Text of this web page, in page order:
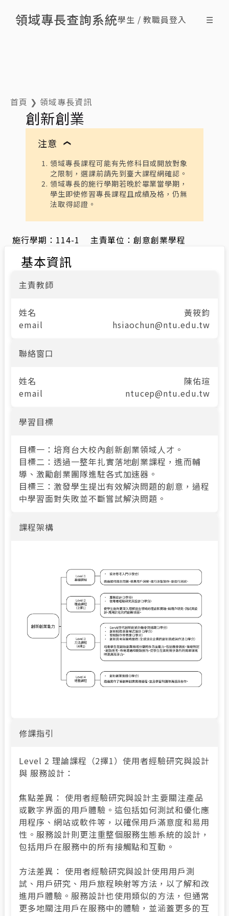
領域專長查詢系統學生 / 教職員登入 ☰
首頁 ❯ 領域專長資訊
創新創業
注意 ❯
領域專長課程可能有先修科目或開放對象
之限制，選課前請先到臺大課程網確認。
領域專長的施行學期若晚於畢業當學期，
學生即使修習專長課程且成績及格，仍無
法取得認證。
施行學期： 114-1 主責單位：創意創業學程
基本資訊
主責教師
姓名
黃筱鈞
email
hsiaochun@ntu.edu.tw
聯絡窗口
姓名
陳佑瑄
email
ntucep@ntu.edu.tw
學習目標
目標一：培育台大校內創新創業領域人才。
目標二：透過一整年扎實落地創業課程，進而輔
導、激勵創業團隊進駐各式加速器。
目標三：激發學生提出有效解決問題的創意，過程
中學習面對失敗並不斷嘗試解決問題。
課程架構
修課指引
Level 2 理論課程（2擇1）使用者經驗研究與設計
與 服務設計：
焦點差異： 使用者經驗研究與設計主要關注產品
或數字界面的用戶體驗。這包括如何測試和優化應
用程序、網站或軟件等，以確保用戶滿意度和易用
性。服務設計則更注重整個服務生態系統的設計，
包括用戶在服務中的所有接觸點和互動。
方法差異： 使用者經驗研究與設計使用用戶測
試、用戶研究、用戶旅程映射等方法，以了解和改
進用戶體驗。服務設計也使用類似的方法，但通常
更多地關注用戶在服務中的體驗，並涵蓋更多的互